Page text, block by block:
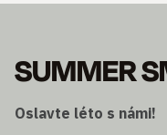
SUMMER
Oslavte léto s námi!